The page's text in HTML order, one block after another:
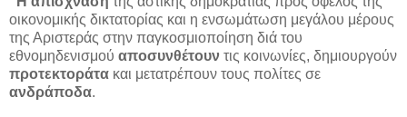
οικονομικής δικτατορίας και η ενσωμάτωση μεγάλου μέρους
της Αριστεράς στην παγκοσμιοποίηση διά του
εθνομηδενισμού αποσυνθέτουν τις κοινωνίες, δημιουργούν
προτεκτοράτα και μετατρέπουν τους πολίτες σε
ανδράποδα.